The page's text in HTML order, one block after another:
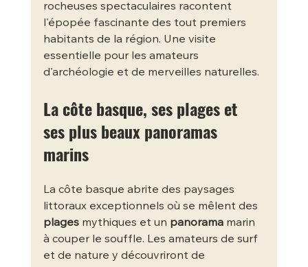
rocheuses spectaculaires racontent
l'épopée fascinante des tout premiers
habitants de la région. Une visite
essentielle pour les amateurs
d'archéologie et de merveilles naturelles.
La côte basque, ses plages et
ses plus beaux panoramas
marins
La côte basque abrite des paysages
littoraux exceptionnels où se mêlent des
plages mythiques et un panorama marin
à couper le souffle. Les amateurs de surf
et de nature y découvriront de